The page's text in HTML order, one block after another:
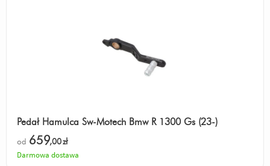
Pedał Hamulca Sw-Motech Bmw R 1300 Gs (23-)
od 659,00zł
Darmowa dostawa